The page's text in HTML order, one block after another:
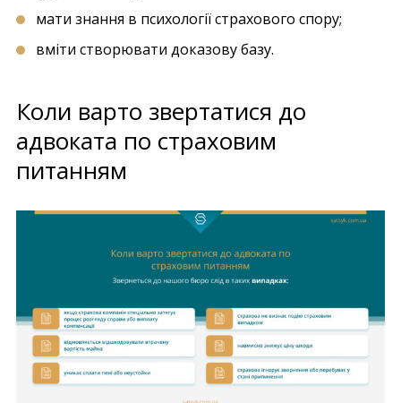
мати знання в психології страхового спору;
вміти створювати доказову базу.
Коли варто звертатися до
адвоката по страховим
питанням